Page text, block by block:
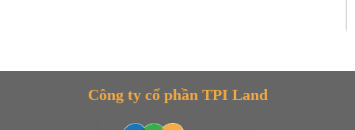
Công ty cổ phần TPI Land